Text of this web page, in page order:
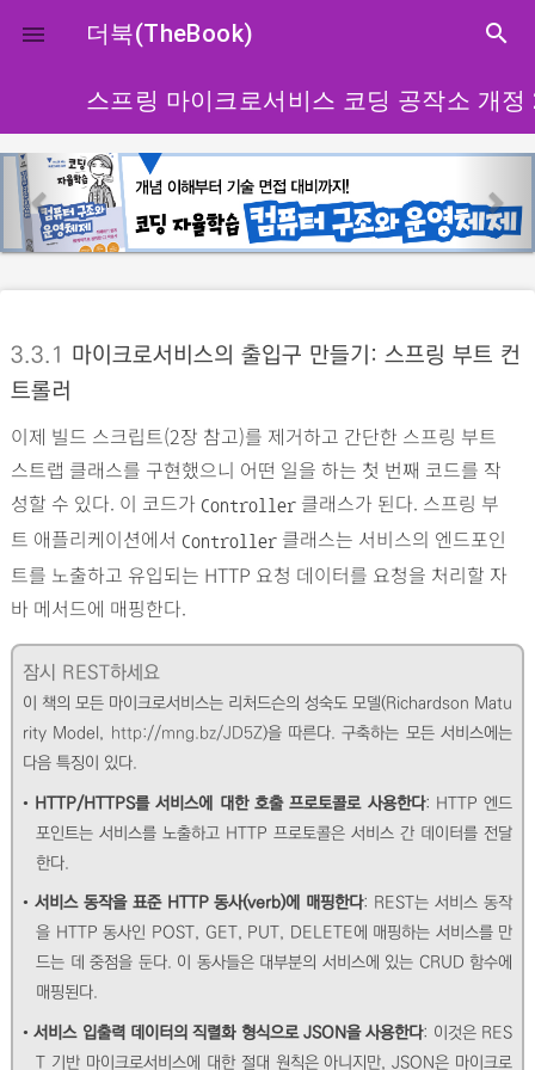
close
 더북(TheBook) search
스프링 마이크로서비스 코딩 공작소 개정
p
r
e
u
s
e
x
3.3.1
마이크로서비스의 출입구 만들기: 스프링 부트 컨
트롤러
이제 빌드 스크립트(2장 참고)를 제거하고 간단한 스프링 부트
스트랩 클래스를 구현했으니 어떤 일을 하는 첫 번째 코드를 작
성할 수 있다. 이 코드가 Controller클래스가 된다. 스프링 부
트 애플리케이션에서 Controller클래스는 서비스의 엔드포인
트를 노출하고 유입되는 HTTP 요청 데이터를 요청을 처리할 자
바 메서드에 매핑한다.
잠시 REST하세요
이 책의 모든 마이크로서비스는 리처드슨의 성숙도 모델(Richardson Matu
rity Model, http://mng.bz/JD5Z)을 따른다. 구축하는 모든 서비스에는
다음 특징이 있다.
• HTTP/HTTPS를 서비스에 대한 호출 프로토콜로 사용한다: HTTP 엔드
포인트는 서비스를 노출하고 HTTP 프로토콜은 서비스 간 데이터를 전달
한다.
• 서비스 동작을 표준 HTTP 동사(verb)에 매핑한다: REST는 서비스 동작
을 HTTP 동사인 POST, GET, PUT, DELETE에 매핑하는 서비스를 만
드는 데 중점을 둔다. 이 동사들은 대부분의 서비스에 있는 CRUD 함수에
매핑된다.
•서비스 입출력 데이터의 직렬화 형식으로 JSON을 사용한다: 이것은 RES
T 기반 마이크로서비스에 대한 절대 원칙은 아니지만, JSON은 마이크로